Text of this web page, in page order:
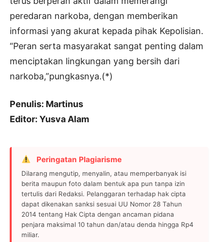
peredaran narkoba, dengan memberikan
informasi yang akurat kepada pihak Kepolisian.
“Peran serta masyarakat sangat penting dalam
menciptakan lingkungan yang bersih dari
narkoba,”pungkasnya.(*)
Penulis: Martinus
Editor: Yusva Alam
Peringatan Plagiarisme
Dilarang mengutip, menyalin, atau memperbanyak isi
berita maupun foto dalam bentuk apa pun tanpa izin
tertulis dari Redaksi. Pelanggaran terhadap hak cipta
dapat dikenakan sanksi sesuai UU Nomor 28 Tahun
2014 tentang Hak Cipta dengan ancaman pidana
penjara maksimal 10 tahun dan/atau denda hingga Rp4
miliar.